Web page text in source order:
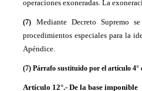
operaciones exoneradas. La
(7) Mediante Decreto Supremo
procedimientos especiales para la
Apéndice.
(7) Párrafo sustituido por el artículo 4°
Artículo 12°.- De la base imponible